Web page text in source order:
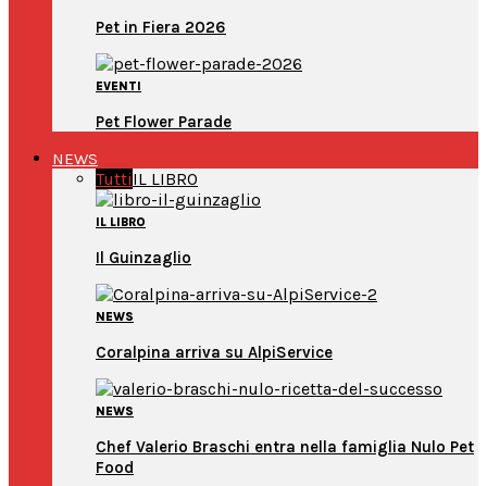
Pet in Fiera 2026
EVENTI
Pet Flower Parade
NEWS
TuttiIL LIBRO
IL LIBRO
Il Guinzaglio
NEWS
Coralpina arriva su AlpiService
NEWS
Chef Valerio Braschi entra nella famiglia Nulo Pet
Food